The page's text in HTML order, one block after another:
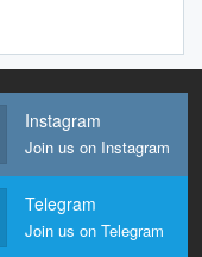
Instagram
Join us on Instagram
Telegram
Join us on Telegram